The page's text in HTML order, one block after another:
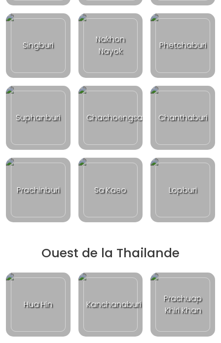
Singburi
Nakhon
Nayok
Phetchaburi
Suphanburi Chachoengsao Chanthaburi
Prachinburi Sa Kaeo Lopburi
Ouest de la Thailande
Hua Hin Kanchanaburi
Prachuap
Khiri Khan